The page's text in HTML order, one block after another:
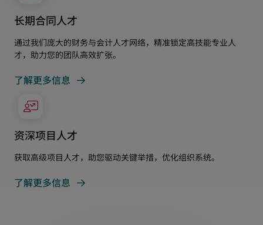
长期合同人才
通过我们庞大的财务与会计人才网络，精准锁定高技能专业人
才，助力您的团队高效扩张。
了解更多信息
资深项目人才
获取高级项目人才，助您驱动关键举措，优化组织系统。
了解更多信息